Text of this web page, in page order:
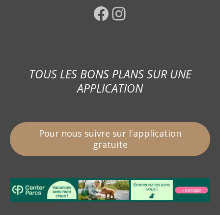
Facebook Instagram
TOUS LES BONS PLANS SUR UNE
APPLICATION
Pour nous suivre sur l'application
gratuite